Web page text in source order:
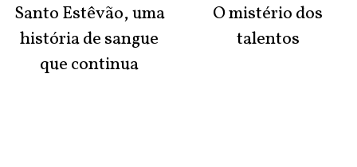
Santo Estêvão, uma
história de sangue
que continua
O mistério dos
talentos